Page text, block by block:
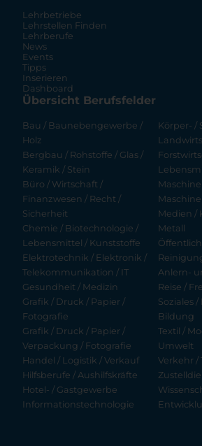
Lehrbetriebe
Lehrstellen Finden
Lehrberufe
News
Events
Tipps
Inserieren
Dashboard
Übersicht Berufsfelder
Bau / Baunebengewerbe /
Holz
Bergbau / Rohstoffe / Glas /
Keramik / Stein
Büro / Wirtschaft /
Finanzwesen / Recht /
Sicherheit
Chemie / Biotechnologie /
Lebensmittel / Kunststoffe
Elektrotechnik / Elektronik /
Telekommunikation / IT
Gesundheit / Medizin
Grafik / Druck / Papier /
Fotografie
Grafik / Druck / Papier /
Verpackung / Fotografie
Handel / Logistik / Verkauf
Hilfsberufe / Aushilfskräfte
Hotel- / Gastgewerbe
Informationstechnologie
Körper- /
Medien /
Metall
Anlern-
Reise /
Soziales
Bildung
Textil /
Umwelt
Verkehr /